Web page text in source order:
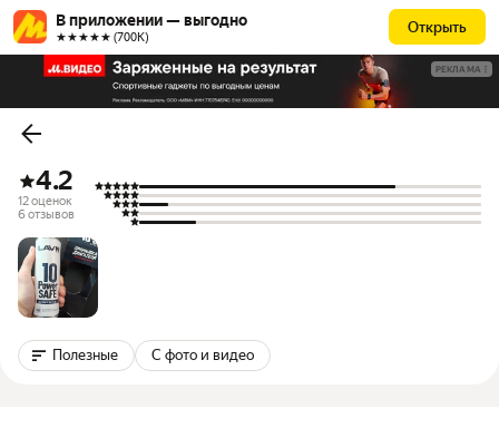
В приложении — выгодно
★★★★★ (700К)
Открыть
РЕКЛАМА
4.2
12 оценок
6 отзывов
Полезные С фото и видео